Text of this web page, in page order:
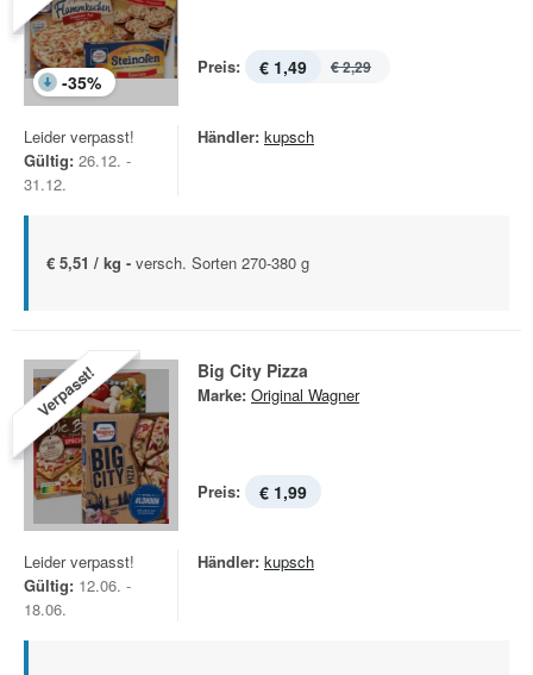
-35%
Preis: € 1,49 € 2,29
Leider verpasst!
Gültig: 26.12. -
31.12.
Händler: kupsch
€ 5,51 / kg - versch. Sorten 270-380 g
Verpasst! Big City Pizza
Marke: Original Wagner
Preis: € 1,99
Leider verpasst!
Gültig: 12.06. -
18.06.
Händler: kupsch